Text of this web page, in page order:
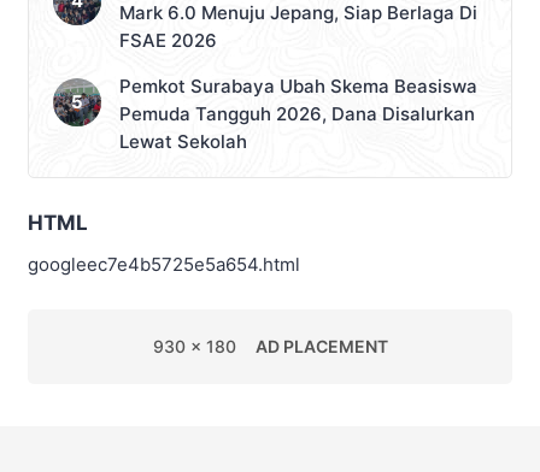
Mark 6.0 Menuju Jepang, Siap Berlaga Di
FSAE 2026
Pemkot Surabaya Ubah Skema Beasiswa
Pemuda Tangguh 2026, Dana Disalurkan
Lewat Sekolah
HTML
googleec7e4b5725e5a654.html
930 x 180 AD PLACEMENT